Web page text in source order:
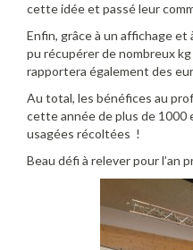
cette idée et passé leur
Enfin, grâce à un affichage et
pu récupérer de nombreux
rapportera également des
Au total, les bénéfices au
cette année de plus de 1000
usagées récoltées !
Beau défi à relever pour l’an